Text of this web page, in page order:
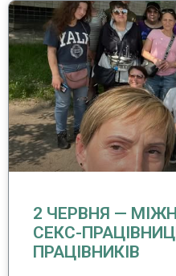
2 ЧЕРВНЯ —
СЕКС-
ПРАЦІВНИКІВ